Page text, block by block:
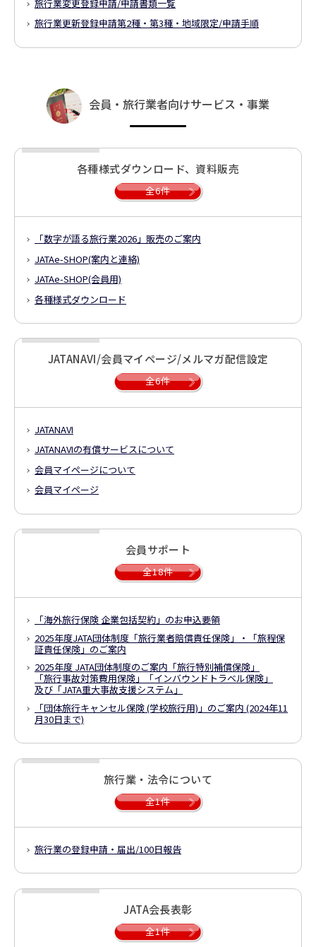
旅行業変更登録申請/申請書類一覧
旅行業更新登録申請第2種・第3種・地域限定/申請手順
会員・旅行業者向けサービス・事業
各種様式ダウンロード、資料販売
全6件
「数字が語る旅行業2026」販売のご案内
JATAe-SHOP(案内と連絡)
JATAe-SHOP(会員用)
各種様式ダウンロード
JATANAVI/会員マイページ/メルマガ配信設定
全6件
JATANAVI
JATANAVIの有償サービスについて
会員マイページについて
会員マイページ
会員サポート
全18件
「海外旅行保険 企業包括契約」のお申込要領
2025年度JATA団体制度 「旅行業者賠償責任保険」・「旅程保
証責任保険」のご案内
2025年度 JATA団体制度のご案内 「旅行特別補償保険」
「旅行事故対策費用保険」
「インバウンドトラベル保険」
及び「JATA重大事故支援システム」
「団体旅行キャンセル保険 (学校旅行用)」のご案内 (2024年11
月30日まで)
旅行業・法令について
全1件
旅行業の登録申請・届出/100日報告
JATA会長表彰
全1件